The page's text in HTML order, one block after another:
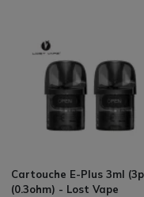
Cartouche E-Plus 3ml
(0.3ohm) - Lost Vape